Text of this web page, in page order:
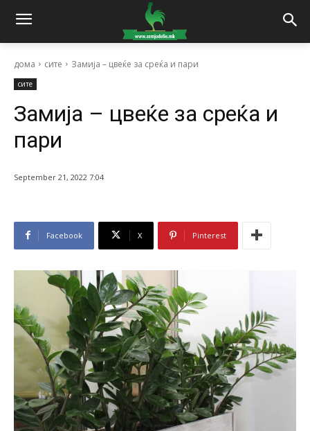
дома сите Замија – цвеќе за среќа и пари
сите
Замија – цвеќе за среќа и
пари
September 21, 2022 7:04
Facebook X Pinterest